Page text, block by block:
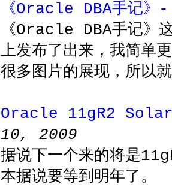
《Oracle DBA手记》-
《Oracle DBA手记》
上发布了出来，我简单
很多图片的展现，所以
Oracle 11gR2
10, 2009
据说下一个来的将是
本据说要等到明年了。